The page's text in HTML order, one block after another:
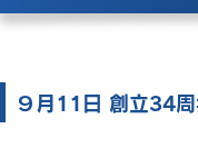
９月11日 創立34